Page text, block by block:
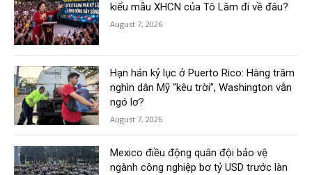
kiểu mẫu XHCN của Tô Lâm đi về đâu?
August 7, 2026
Hạn hán kỷ lục ở Puerto Rico: Hàng trăm
nghìn dân Mỹ “kêu trời”, Washington vẫn
ngó lơ?
August 7, 2026
Mexico điều động quân đội bảo vệ
ngành công nghiệp bơ tỷ USD trước làn